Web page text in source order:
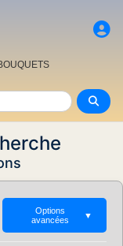
Options
avancées
▼